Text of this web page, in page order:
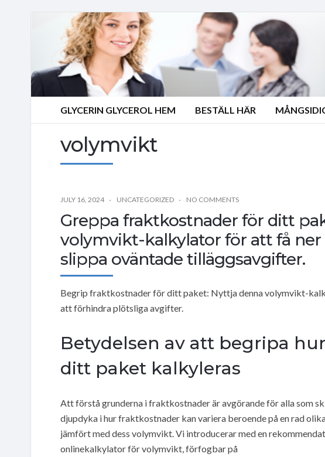
GLYCERIN GLYCEROL HEM BESTÄLL HÄR
volymvikt
JULY 16, 2024 UNCATEGORIZED NO COMMENTS
Greppa fraktkostnader för ditt
volymvikt-kalkylator för att få
slippa oväntade tilläggsavgifter.
Begrip fraktkostnader för ditt paket: Nyttja denna volymvikt-
att förhindra plötsliga avgifter.
Betydelsen av att begripa
ditt paket kalkyleras
Att förstå grunderna i fraktkostnader är avgörande för alla som
djupdyka i hur fraktkostnader kan variera beroende på en rad
jämfört med dess volymvikt. Vi introducerar med en
onlinekalkylator för volymvikt, förfogbar på